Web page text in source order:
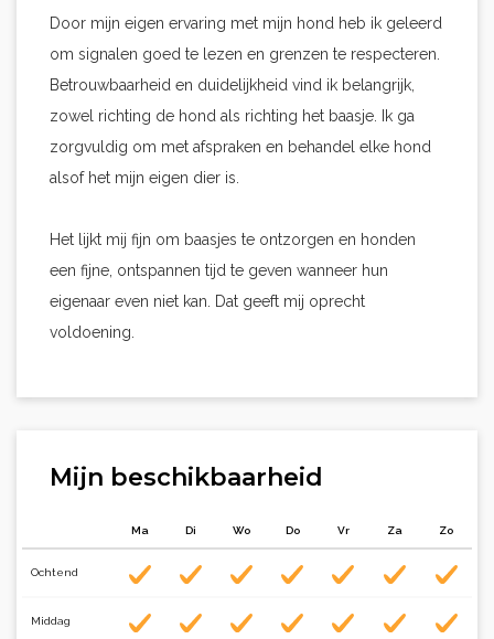
Door mijn eigen ervaring met mijn hond heb ik geleerd
om signalen goed te lezen en grenzen te respecteren.
Betrouwbaarheid en duidelijkheid vind ik belangrijk,
zowel richting de hond als richting het baasje. Ik ga
zorgvuldig om met afspraken en behandel elke hond
alsof het mijn eigen dier is.
Het lijkt mij fijn om baasjes te ontzorgen en honden
een fijne, ontspannen tijd te geven wanneer hun
eigenaar even niet kan. Dat geeft mij oprecht
voldoening.
Mijn beschikbaarheid
Ma Di Wo Do Vr Za Zo
Ochtend
Middag